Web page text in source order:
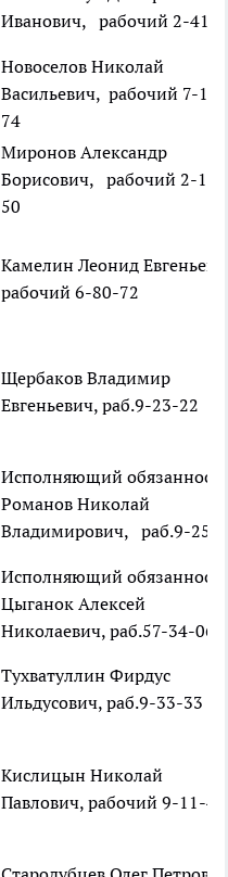
Иванович, рабочий 2-41-
Новоселов Николай
Васильевич, рабочий 7-11-
74
Миронов Александр
Борисович, рабочий 2-15-
50
Камелин Леонид
рабочий 6-80-72
Щербаков Владимир
Евгеньевич, раб.9-23-22
Исполняющий
Романов Николай
Владимирович, раб.9-25-
Исполняющий
Цыганок Алексей
Николаевич, раб.57-34-06
Тухватуллин Фирдус
Ильдусович, раб.9-33-33
Кислицын Николай
Павлович, рабочий 9-11-48